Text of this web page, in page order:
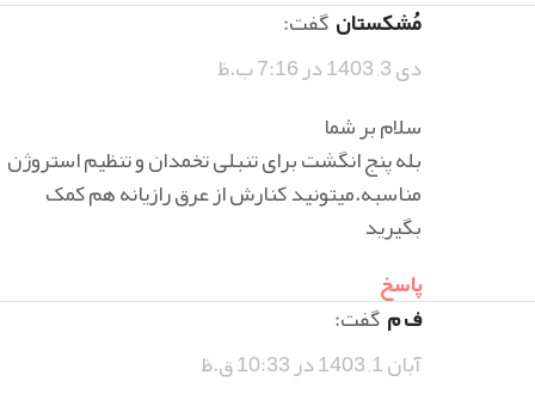
مُشکستانگفت:
دی 3, 1403 در 7:16 ب.ظ
سلام بر شما
بله پنج انگشت برای تنبلی تخمدان و تنظیم استروژن
مناسبه.میتونید کنارش از عرق رازیانه هم کمک
بگیرید
پاسخ
ف مگفت:
آبان 1, 1403 در 10:33 ق.ظ